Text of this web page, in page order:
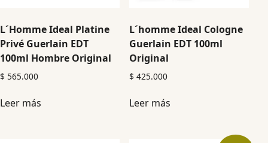
L´Homme Ideal Platine
Privé Guerlain EDT
100ml Hombre Original
$ 565.000
Leer más
L´homme Ideal Cologne
Guerlain EDT 100ml
Original
$ 425.000
Leer más